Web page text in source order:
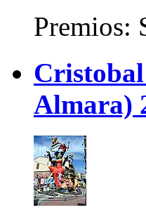
Premios:
Almara)